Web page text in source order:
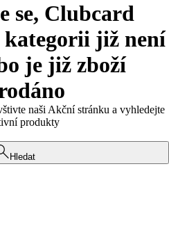
se, Clubcard
již není
je již zboží
naši Akční stránku a vyhledejte
produkty
Hledat